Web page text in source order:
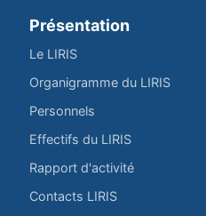
Présentation
Le LIRIS
Organigramme du LIRIS
Personnels
Effectifs du LIRIS
Rapport d'activité
Contacts LIRIS